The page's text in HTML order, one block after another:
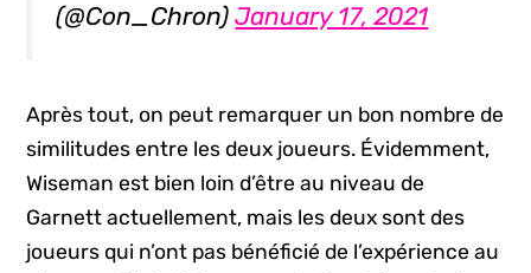
(@Con_Chron)January 17, 2021
Après tout, on peut remarquer un bon nombre de
similitudes entre les deux joueurs. Évidemment,
Wiseman est bien loin d’être au niveau de
Garnett actuellement, mais les deux sont des
joueurs qui n’ont pas bénéficié de l’expérience au